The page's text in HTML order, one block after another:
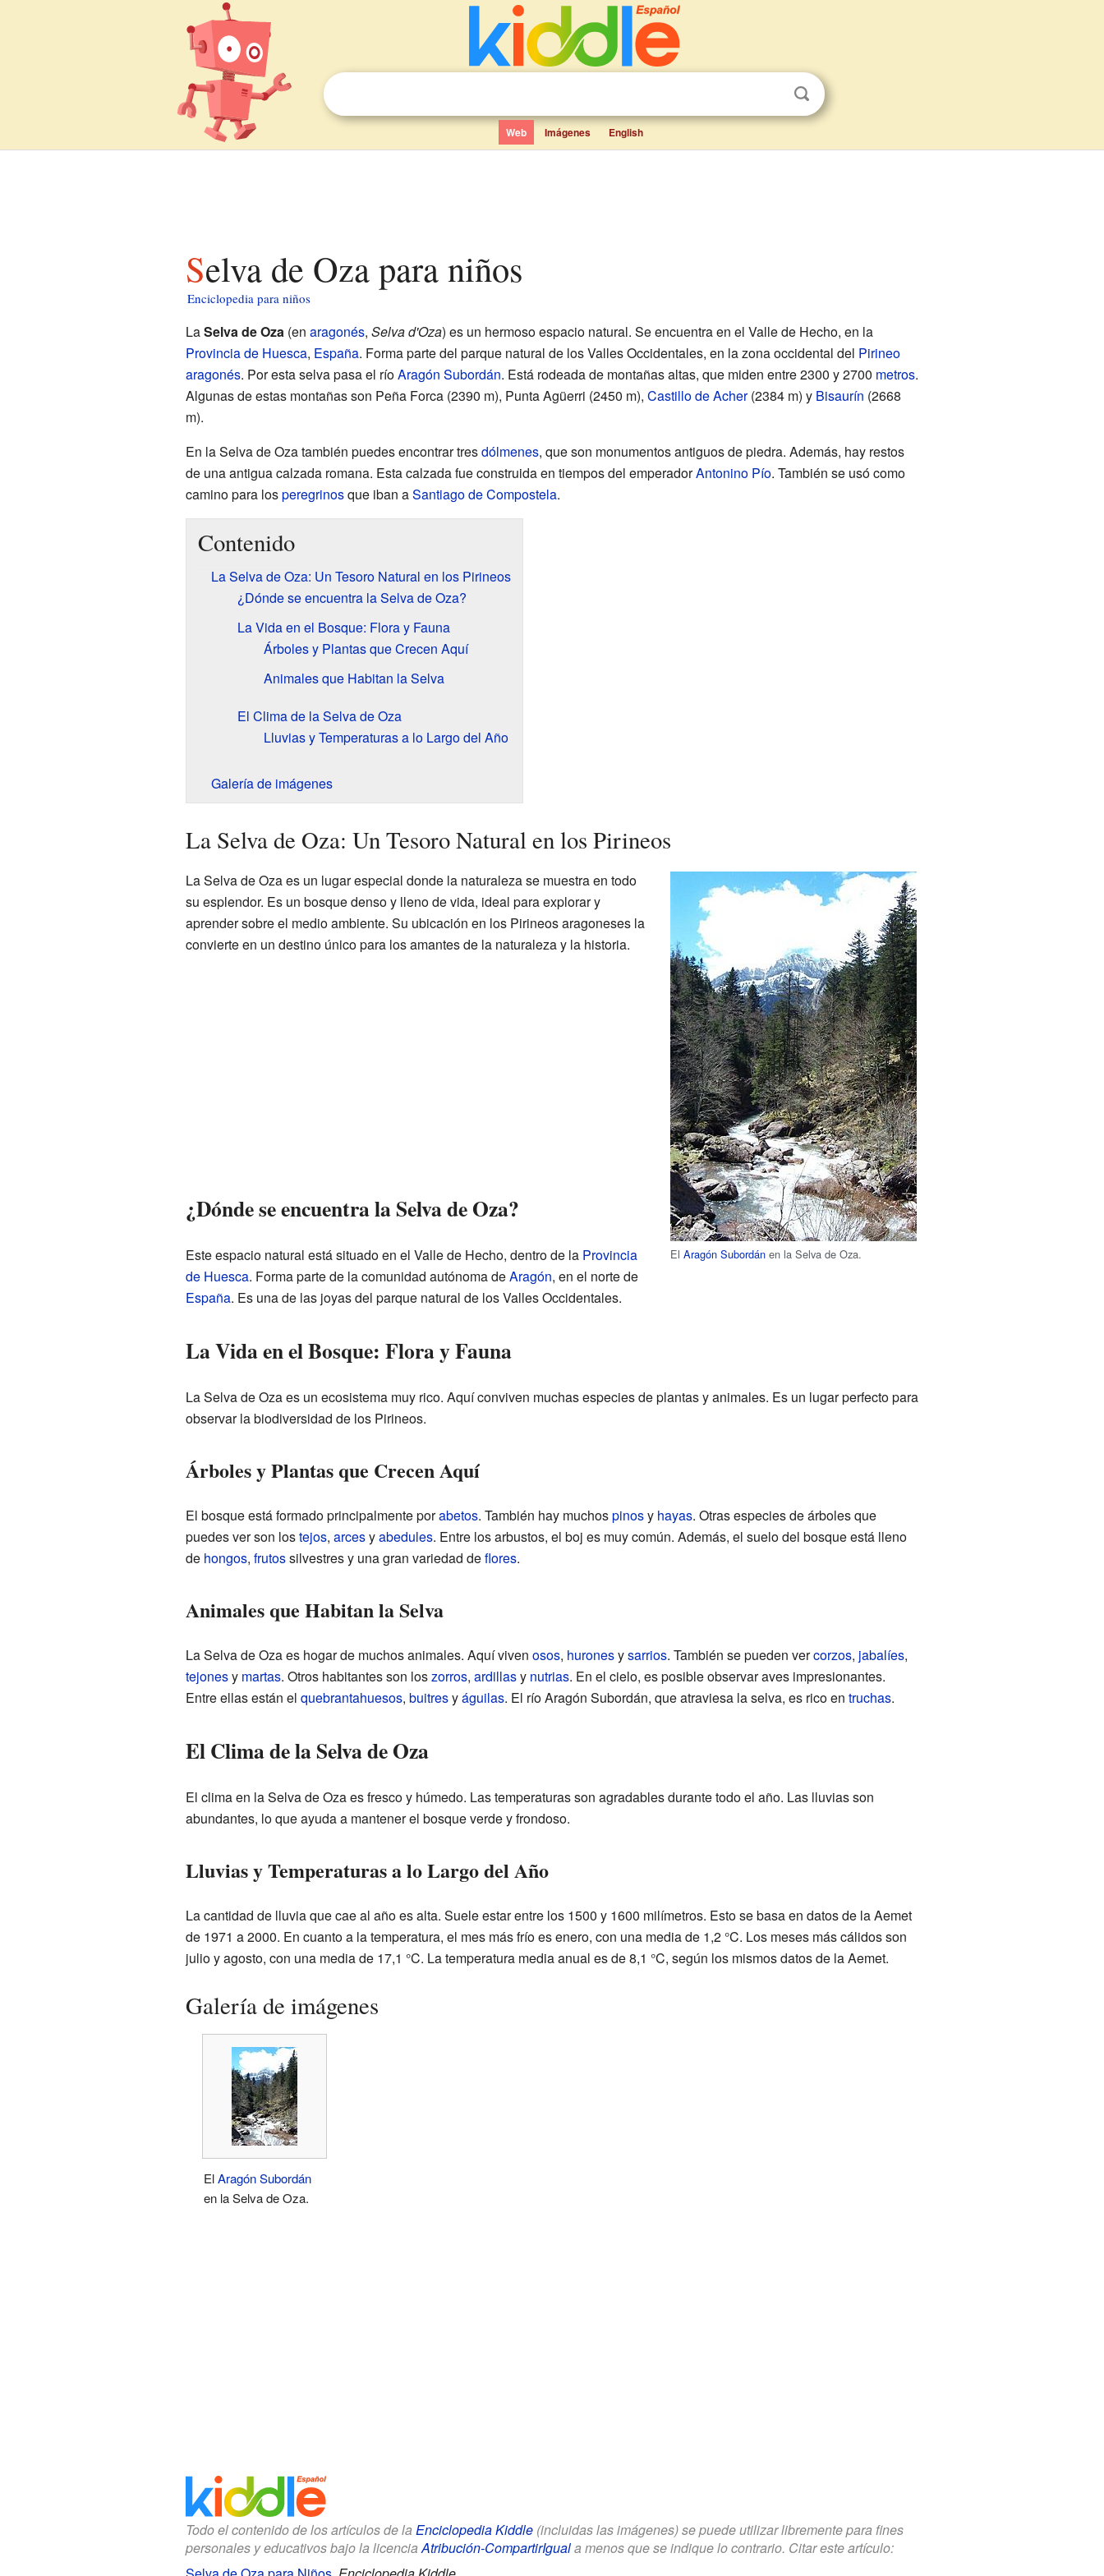
Web Imágenes English
Selva de Oza para niños
Enciclopedia para niños
LaSelva de Oza(en aragonés, Selva d'Oza) es un hermoso espacio natural. Se encuentra en el Valle de Hecho, en la
Provincia de Huesca, España. Forma parte del parque natural de los Valles Occidentales, en la zona occidental del Pirineo
aragonés. Por esta selva pasa el ríoAragón Subordán. Está rodeada de montañas altas, que miden entre 2300 y 2700 metros.
Algunas de estas montañas son Peña Forca (2390 m), Punta Agüerri (2450 m), Castillo de Acher(2384 m) y Bisaurín (2668
m).
En la Selva de Oza también puedes encontrar tresdólmenes, que son monumentos antiguos de piedra. Además, hay restos
de una antigua calzada romana. Esta calzada fue construida en tiempos del emperadorAntonino Pío. También se usó como
camino para losperegrinosque iban aSantiago de Compostela.
Contenido
La Selva de Oza: Un Tesoro Natural en los Pirineos
¿Dónde se encuentra la Selva de Oza?
La Vida en el Bosque: Flora y Fauna
Árboles y Plantas que Crecen Aquí
Animales que Habitan la Selva
El Clima de la Selva de Oza
Lluvias y Temperaturas a lo Largo del Año
Galería de imágenes
La Selva de Oza: Un Tesoro Natural en los Pirineos
ElAragón Subordán en la Selva de Oza.
La Selva de Oza es un lugar especial donde la naturaleza se muestra en todo
su esplendor. Es un bosque denso y lleno de vida, ideal para explorar y
aprender sobre el medio ambiente. Su ubicación en los Pirineos aragoneses la
convierte en un destino único para los amantes de la naturaleza y la historia.
¿Dónde se encuentra la Selva de Oza?
Este espacio natural está situado en el Valle de Hecho, dentro de la Provincia
de Huesca. Forma parte de la comunidad autónoma deAragón, en el norte de
España. Es una de las joyas del parque natural de los Valles Occidentales.
La Vida en el Bosque: Flora y Fauna
La Selva de Oza es un ecosistema muy rico. Aquí conviven muchas especies de plantas y animales. Es un lugar perfecto para
observar la biodiversidad de los Pirineos.
Árboles y Plantas que Crecen Aquí
El bosque está formado principalmente porabetos. También hay muchospinosy hayas. Otras especies de árboles que
puedes ver son lostejos, arcesyabedules. Entre los arbustos, el boj es muy común. Además, el suelo del bosque está lleno
de hongos, frutossilvestres y una gran variedad deflores.
Animales que Habitan la Selva
La Selva de Oza es hogar de muchos animales. Aquí viven osos, huronesysarrios. También se pueden vercorzos, jabalíes,
tejonesy martas. Otros habitantes son loszorros, ardillasy nutrias. En el cielo, es posible observar aves impresionantes.
Entre ellas están el quebrantahuesos, buitresyáguilas. El río Aragón Subordán, que atraviesa la selva, es rico en truchas.
El Clima de la Selva de Oza
El clima en la Selva de Oza es fresco y húmedo. Las temperaturas son agradables durante todo el año. Las lluvias son
abundantes, lo que ayuda a mantener el bosque verde y frondoso.
Lluvias y Temperaturas a lo Largo del Año
La cantidad de lluvia que cae al año es alta. Suele estar entre los 1500 y 1600 milímetros. Esto se basa en datos de la Aemet
de 1971 a 2000. En cuanto a la temperatura, el mes más frío es enero, con una media de 1,2 °C. Los meses más cálidos son
julio y agosto, con una media de 17,1 °C. La temperatura media anual es de 8,1 °C, según los mismos datos de la Aemet.
Galería de imágenes
ElAragón Subordán
en la Selva de Oza.
Todo el contenido de los artículos de la Enciclopedia Kiddle(incluidas las imágenes) se puede utilizar libremente para fines
personales y educativos bajo la licencia Atribución-CompartirIguala menos que se indique lo contrario. Citar este artículo: